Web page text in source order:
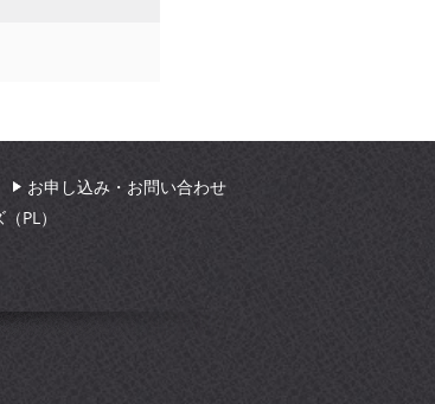
お申し込み・お問い合わせ
PL）